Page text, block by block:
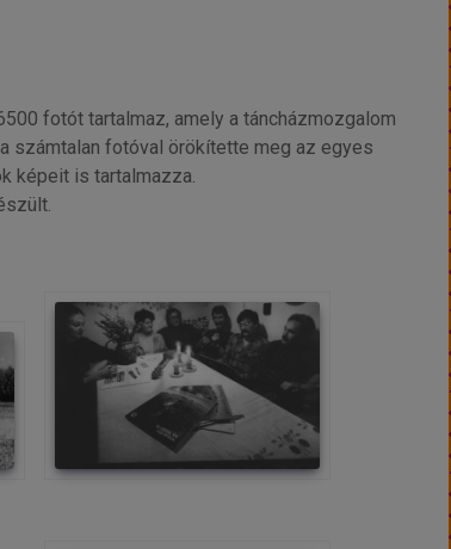
fotót tartalmaz, amely a táncházmozgalom
számtalan fotóval örökítette meg az egyes
képeit is tartalmazza.